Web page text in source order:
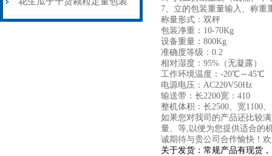
7、立的包装重量输入、称重
称量形式：双秤
包装净重：10-70Kg
设备重量：800Kg
准确度等级：0.2
相对湿度：95%（无凝露）
工作环境温度：-20℃～45℃
电源电压：AC220V50Hz
输送带：长2200宽：410
整机体积：长2500、宽1100
如果您对我司的产品还比较
量、等,以便为您提供适合的
诚期待与贵公司合作愉快！
关于发货：常规产品有现货